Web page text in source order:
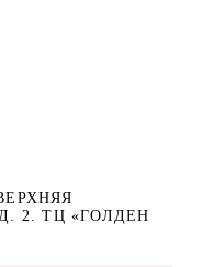
2. ТЦ «ГОЛДЕН